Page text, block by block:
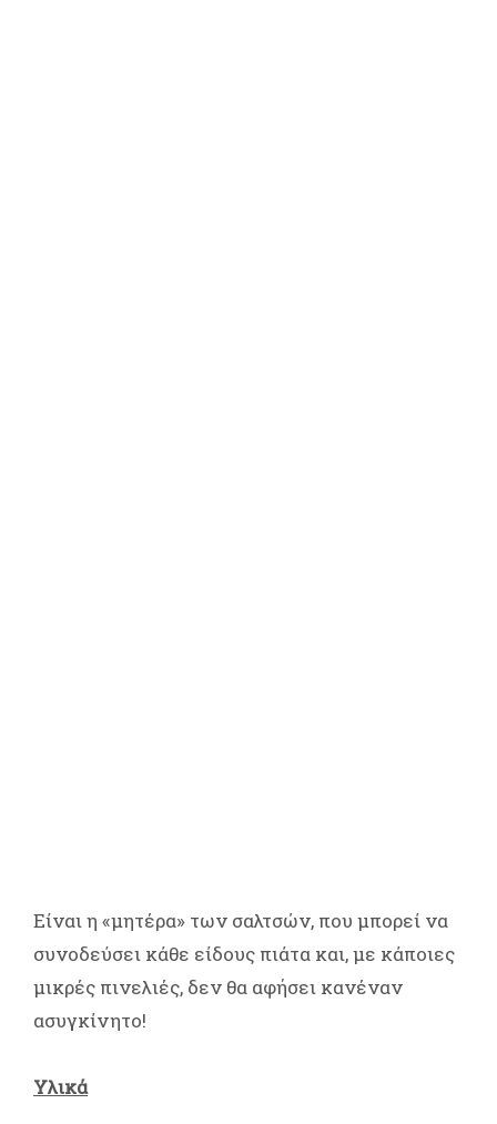
Είναι η «μητέρα» των σαλτσών, που μπορεί να
συνοδεύσει κάθε είδους πιάτα και, με κάποιες
μικρές πινελιές, δεν θα αφήσει κανέναν
ασυγκίνητο!
Υλικά